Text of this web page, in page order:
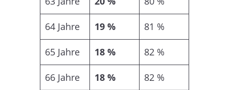
64 Jahre 19 % 81 %
65 Jahre 18 % 82 %
66 Jahre 18 % 82 %